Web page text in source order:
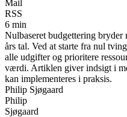
Mail
RSS
6 min
Nulbaseret budgettering bryder
års tal. Ved at starte fra nul
alle udgifter og prioritere
værdi. Artiklen giver indsigt i
kan implementeres i praksis.
Philip Sjøgaard
Philip
Sjøgaard